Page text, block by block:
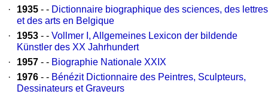
·
1935 - - Dictionnaire biographique des sciences, des lettres
et des arts en Belgique
·
1953 - - Vollmer I, Allgemeines Lexicon der bildende
Künstler des XX Jahrhundert
·
1957 - - Biographie Nationale XXIX
·
1976 - - Bénézit Dictionnaire des Peintres, Sculpteurs,
Dessinateurs et Graveurs